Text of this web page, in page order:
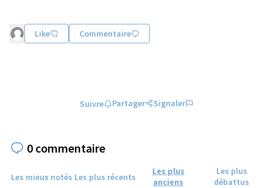
Like Commentaire
Suivre Partager Signaler
0 commentaire
Les mieux notés Les plus récents
Les plus
anciens
Les plus
débattus